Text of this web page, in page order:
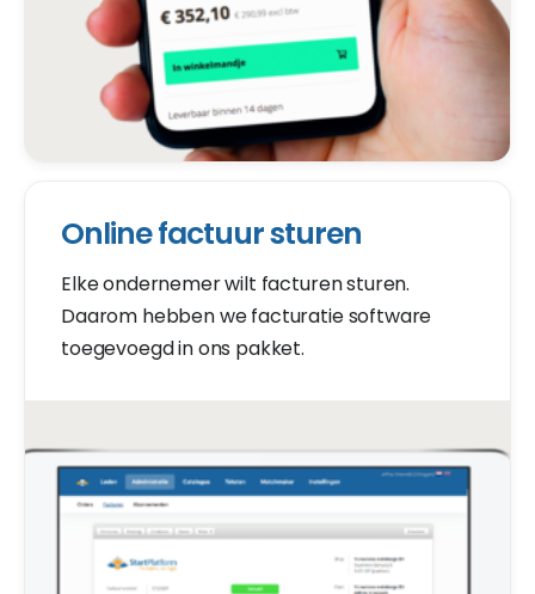
Online factuur sturen
Elke ondernemer wilt facturen sturen.
Daarom hebben we facturatie software
toegevoegd in ons pakket.